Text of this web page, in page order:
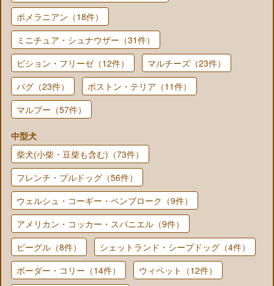
ポメラニアン（18件）
ミニチュア・シュナウザー（31件）
ビション・フリーゼ（12件）
マルチーズ（23件）
パグ（23件）
ボストン・テリア（11件）
マルプー（57件）
中型犬
柴犬(小柴・豆柴も含む)（73件）
フレンチ・ブルドッグ（56件）
ウェルシュ・コーギー・ペンブローク（9件）
アメリカン・コッカー・スパニエル（9件）
ビーグル（8件）
シェットランド・シープドッグ（4件）
ボーダー・コリー（14件）
ウィペット（12件）